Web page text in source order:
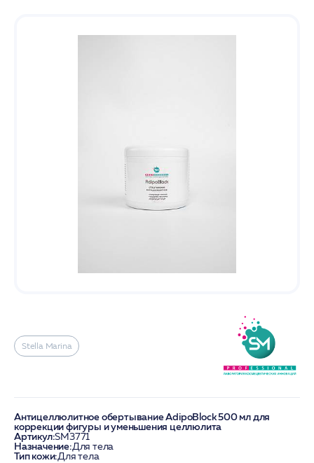
Stella Marina
Антицеллюлитное обертывание AdipoBlock 500 мл для
коррекции фигуры и уменьшения целлюлита
Артикул:SM3771
Назначение:Для тела
Тип кожи:Для тела